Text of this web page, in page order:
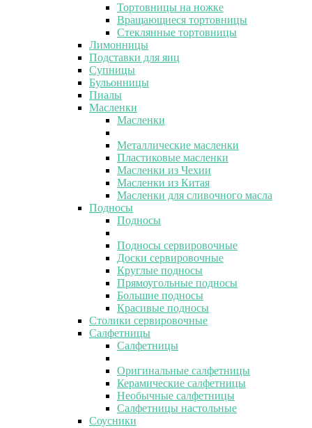
Тортовницы на ножке
Вращающиеся тортовницы
Стеклянные тортовницы
Лимонницы
Подставки для яиц
Супницы
Бульонницы
Пиалы
Масленки
Масленки
Металлические масленки
Пластиковые масленки
Масленки из Чехии
Масленки из Китая
Масленки для сливочного масла
Подносы
Подносы
Подносы сервировочные
Доски сервировочные
Круглые подносы
Прямоугольные подносы
Большие подносы
Красивые подносы
Столики сервировочные
Салфетницы
Салфетницы
Оригинальные салфетницы
Керамические салфетницы
Необычные салфетницы
Салфетницы настольные
Соусники